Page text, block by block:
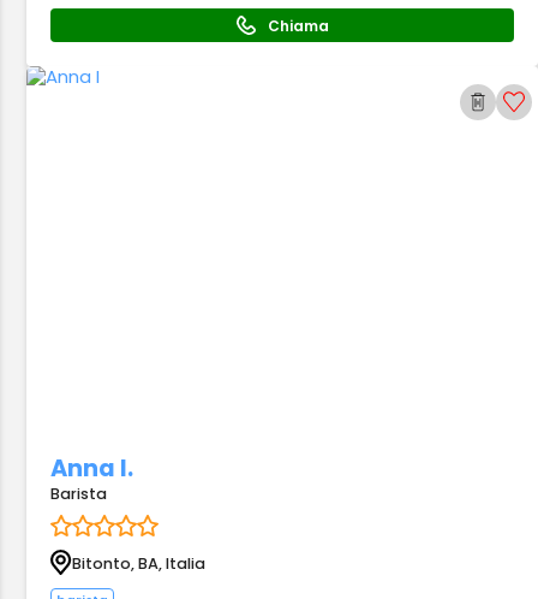
Chiama
Anna I.
Barista
Bitonto, BA, Italia